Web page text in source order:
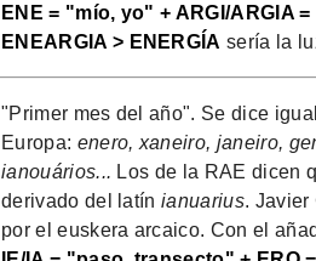
ENE = "mío, yo" + ARGI/ARGIA
ENEARGIA > ENERGÍA sería la
"Primer mes del año". Se dice
Europa: enero, xaneiro, janeiro,
ianouários... Los de la RAE dicen
derivado del latínianuarius. Javier
por el euskera arcaico. Con el